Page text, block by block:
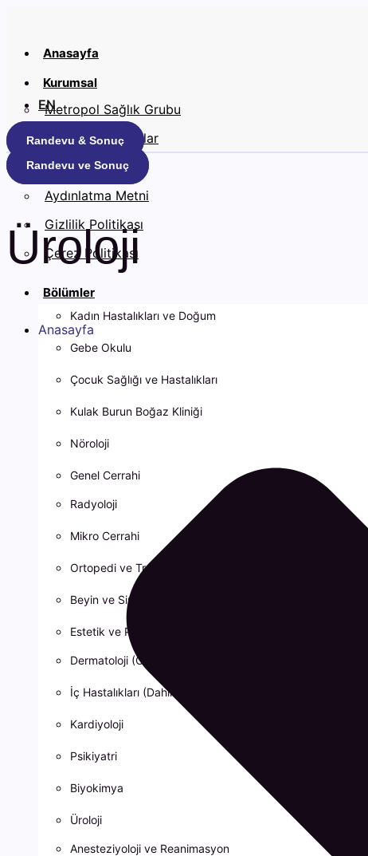
Anasayfa
Kurumsal
Metropol Sağlık Grubu
Anlaşmalı Kurumlar
Kariyer
Aydınlatma Metni
Gizlilik Politikası
Çerez Politikası
Bölümler
Kadın Hastalıkları ve Doğum
Gebe Okulu
Çocuk Sağlığı ve Hastalıkları
Kulak Burun Boğaz Kliniği
Nöroloji
Genel Cerrahi
Radyoloji
Mikro Cerrahi
Ortopedi ve Travmatoloji
Beyin ve Sinir Cerrahisi
Estetik ve Plastik Cerrahi
Dermatoloji (Cildiye)
İç Hastalıkları (Dahiliye)
Kardiyoloji
Psikiyatri
Biyokimya
Üroloji
Anesteziyoloji ve Reanimasyon
EN
Randevu & Sonuç
Randevu ve Sonuç
Üroloji
Anasayfa